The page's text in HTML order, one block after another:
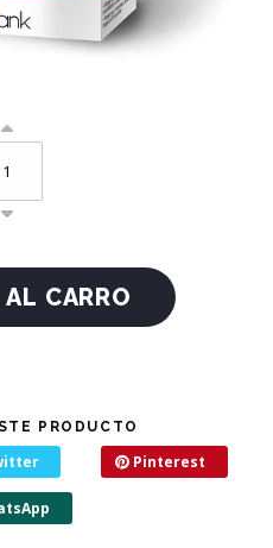
PRODUCTO
Pinterest